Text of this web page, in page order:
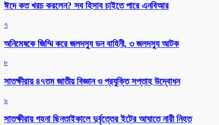
ঈদে কত খরচ করলেন? সব হিসাব চাইতে পারে এনবিআর
৭
অনিমেষকে জিম্মি করে জলদস্যু ডন বাহিনী, ৩ জলদস্যু আটক
৮
সাতক্ষীরায় ৪৭তম জাতীয় বিজ্ঞান ও প্রযুক্তি সপ্তাহ উদ্বোধন
৯
সাতক্ষীরায় গহনা ছিনতাইকালে দুর্বৃত্তের ইটের আঘাতে নারী নিহত